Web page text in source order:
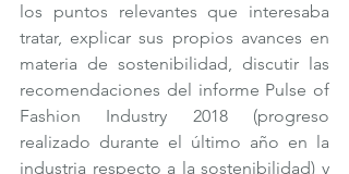
los puntos relevantes que interesaba
tratar, explicar sus propios avances en
materia de sostenibilidad, discutir las
recomendaciones del informe Pulse of
Fashion Industry 2018 (progreso
realizado durante el último año en la
industria respecto a la sostenibilidad) y